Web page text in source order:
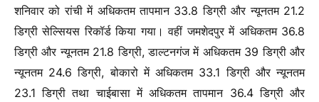
शनिवार को रांची में अधिकतम तापमान 33.8 डिग्री और न्यूनतम 21.2
डिग्री सेल्सियस रिकॉर्ड किया गया। वहीं जमशेदपुर में अधिकतम 36.8
डिग्री और न्यूनतम 21.8 डिग्री, डाल्टनगंज में अधिकतम 39 डिग्री और
न्यूनतम 24.6 डिग्री, बोकारो में अधिकतम 33.1 डिग्री और न्यूनतम
23.1 डिग्री तथा चाईबासा में अधिकतम तापमान 36.4 डिग्री और